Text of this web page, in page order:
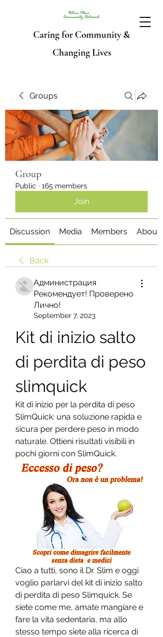
Caring for Community &
Changing Lives
Groups
Group
Public · 165 members
Join
Discussion Media Members About
Back
Администрация
Рекомендует! Проверено
Лично!
September 7, 2023
Kit di inizio salto
di perdita di peso
slimquick
Kit di inizio per la perdita di peso
SlimQuick: una soluzione rapida e
sicura per perdere peso in modo
naturale. Ottieni risultati visibili in
pochi giorni con SlimQuick.
Ciao a tutti, sono il Dr. Slim e oggi
voglio parlarvi del kit di inizio salto
di perdita di peso Slimquick. Se
siete come me, amate mangiare e
fare la vita sedentaria, ma allo
stesso tempo siete alla ricerca di